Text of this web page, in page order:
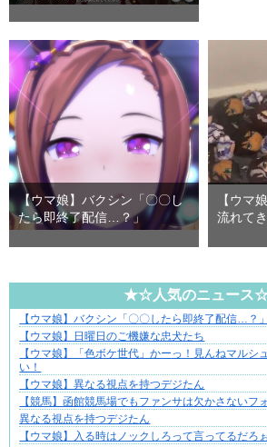
【ウマ娘】バクシン「〇〇し
たら即終了配信…？」
【ウマ
流れて
★☆人気のニュース
ぜんぶ私が中心、そう思った瞬間から歪み出す
【ウマ娘】バクシン「〇〇したら即終了配信…？」
【ウマ娘】日曜日のご機嫌な忠犬たち
【ウマ娘】「色ボケ世代」かーっ！見んねマルシ
い！
【ウマ娘】異なる視点を持つデジたん
【競馬】函館競馬場でもファンサは欠かさないフ
異なる視点を持つデジたん
【ウマ娘】入る時はノックしろって言ってるだろ